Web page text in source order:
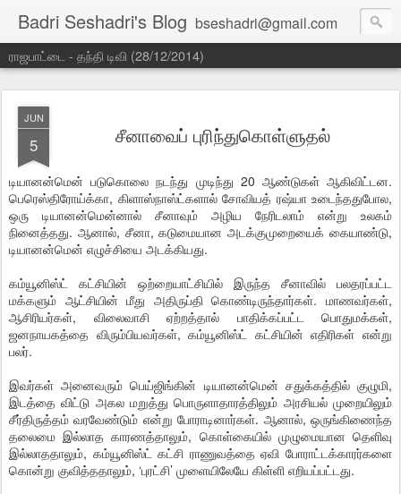
Badri Seshadri's Blog bseshadri@gmail.com
ராஜபாட்டை - தந்தி டிவி (28/12/2014)
JUN
5 சீனாவைப் புரிந்துகொள்ளுதல்
டியானன்மென் படுகொலை நடந்து முடிந்து 20 ஆண்டுகள் ஆகிவிட்டன.
பெரெஸ்திரோய்க்கா, கிளாஸ்நாஸ்ட்களால் சோவியத் ரஷ்யா உடைந்ததுபோல,
ஒரு டியானன்மென்னால் சீனாவும் அழிய நேரிடலாம் என்று உலகம்
நினைத்தது. ஆனால், சீனா, கடுமையான அடக்குமுறையைக் கையாண்டு,
டியானன்மென் எழுச்சியை அடக்கியது.
கம்யூனிஸ்ட் கட்சியின் ஒற்றையாட்சியில் இருந்த சீனாவில் பலதரப்பட்ட
மக்களும் ஆட்சியின் மீது அதிருப்தி கொண்டிருந்தார்கள். மாணவர்கள்,
ஆசிரியர்கள், விலைவாசி ஏற்றத்தால் பாதிக்கப்பட்ட பொதுமக்கள்,
ஜனநாயகத்தை விரும்பியவர்கள், கம்யூனிஸ்ட் கட்சியின் எதிரிகள் என்று
பலர்.
இவர்கள் அனைவரும் பெய்ஜிங்கின் டியானன்மென் சதுக்கத்தில் குழுமி,
இடத்தை விட்டு அகல மறுத்து பொருளாதாரத்திலும் அரசியல் முறையிலும்
சீர்திருத்தம் வரவேண்டும் என்று போராடினார்கள். ஆனால், ஒருங்கிணைந்த
தலைமை இல்லாத காரணத்தாலும், கொள்கையில் முழுமையான தெளிவு
இல்லாததாலும், கம்யூனிஸ்ட் கட்சி ராணுவத்தை ஏவி போராட்டக்காரர்களை
கொன்று குவித்ததாலும், ‘புரட்சி’ முளையிலேயே கிள்ளி எறியப்பட்டது.